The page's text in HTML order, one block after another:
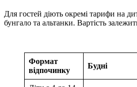
Для гостей діють окремі тарифи на
бунгало та альтанки. Вартість
Формат
відпочинку
Будні